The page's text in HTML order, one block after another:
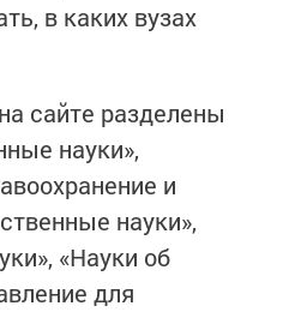
в каких вузах
сайте разделены
науки»,
и
науки»,
«Науки об
для